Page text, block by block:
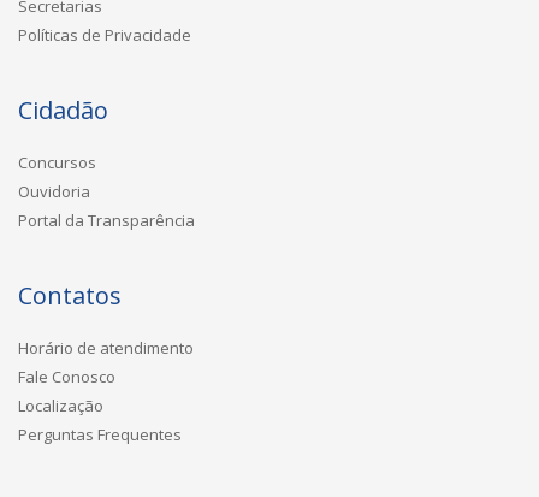
Secretarias
Políticas de Privacidade
Cidadão
Concursos
Ouvidoria
Portal da Transparência
Contatos
Horário de atendimento
Fale Conosco
Localização
Perguntas Frequentes